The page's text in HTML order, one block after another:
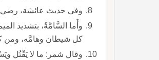
وفي حديث عائشة، رضي
كل شيطان وهامَّه، ومن
وقال شمر: ما لا يَقْتُل